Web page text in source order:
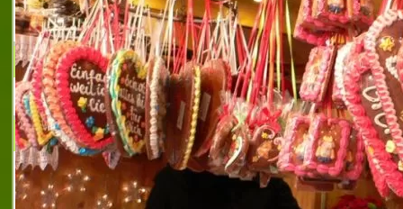
С нас е сигурно и лесно
POPOVA
ВЕНУС Р ЕООД
Управление и обслужване на недвижими
имоти.